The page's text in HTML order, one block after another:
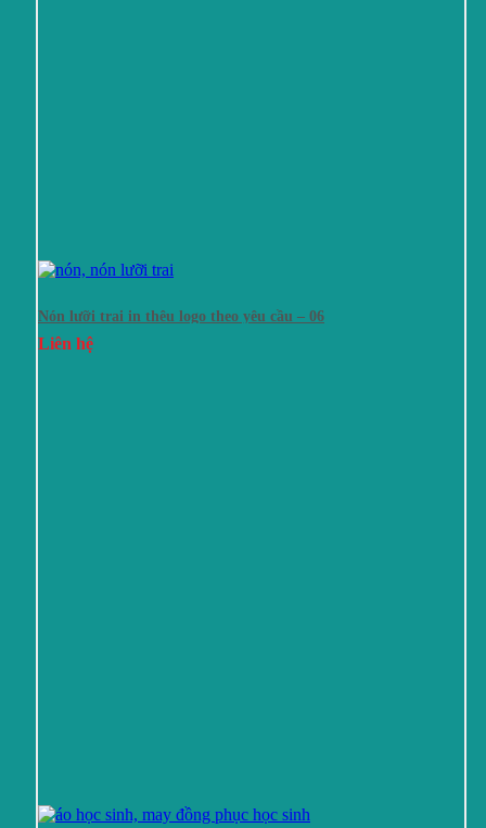
Nón lưỡi trai in thêu logo theo yêu cầu – 06
Liên hệ